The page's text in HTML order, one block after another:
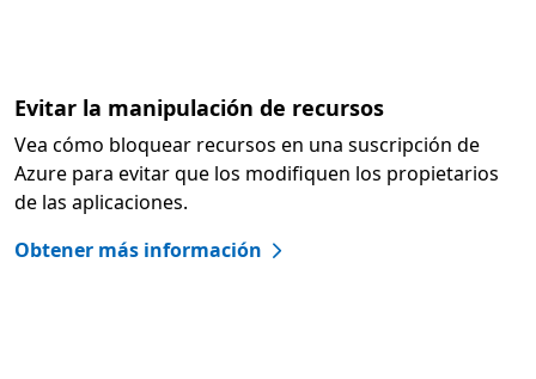
Evitar la manipulación de recursos
Vea cómo bloquear recursos en una suscripción de
Azure para evitar que los modifiquen los propietarios
de las aplicaciones.
Obtener más información